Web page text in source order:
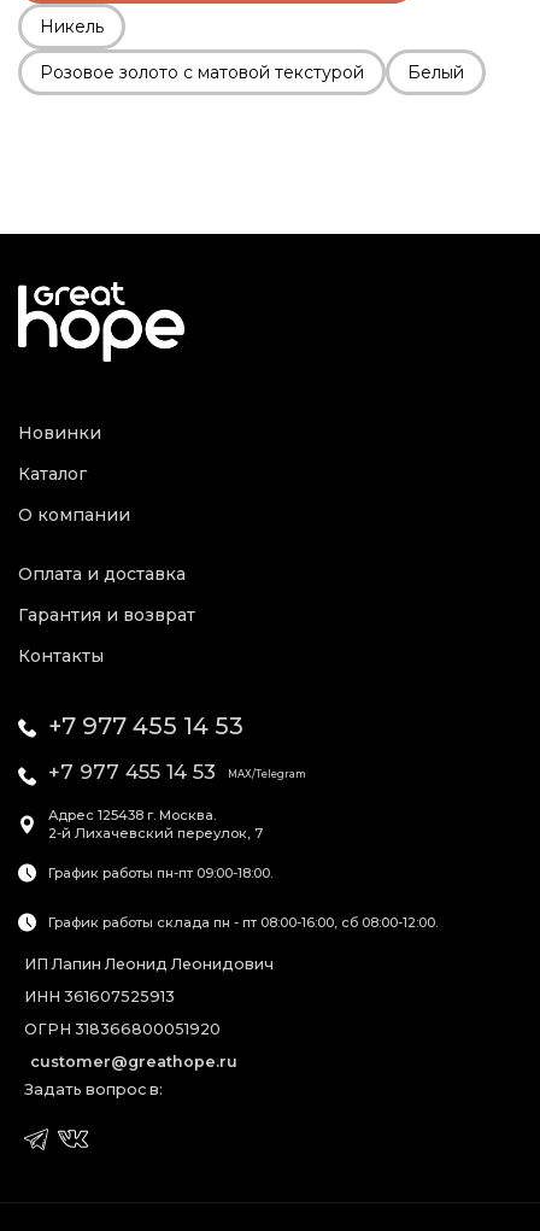
Никель
Розовое золото с матовой текстурой Белый
Новинки
Каталог
О компании
Оплата и доставка
Гарантия и возврат
Контакты
+7 977 455 14 53
+7 977 455 14 53 MAX/Telegram
Адрес 125438 г. Москва.
2-й Лихачевский переулок, 7
График работы пн-пт 09:00-18:00.
График работы склада пн - пт 08:00-16:00, сб 08:00-12:00.
ИП Лапин Леонид Леонидович
ИНН 361607525913
ОГРН 318366800051920
customer@greathope.ru
Задать вопрос в: